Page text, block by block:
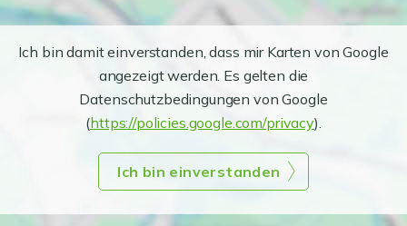
Ich bin damit einverstanden, dass mir Karten von Google
angezeigt werden. Es gelten die
Datenschutzbedingungen von Google
(https://policies.google.com/privacy).
Ich bin einverstanden